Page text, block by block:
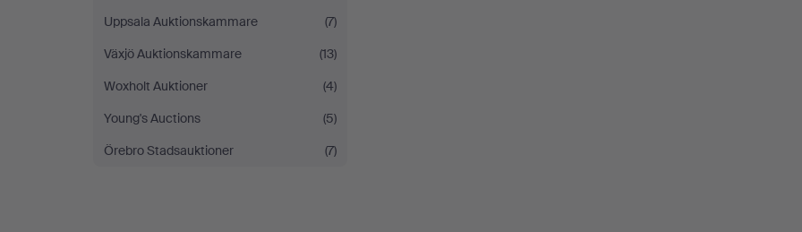
Uppsala Auktionskammare
(7)
Växjö Auktionskammare
(13)
Woxholt Auktioner
(4)
Young's Auctions
(5)
Örebro Stadsauktioner
(7)